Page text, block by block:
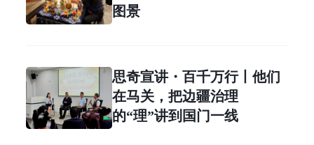
图景
思奇宣讲・百千万行丨他们
在马关，把边疆治理
的“理”讲到国门一线